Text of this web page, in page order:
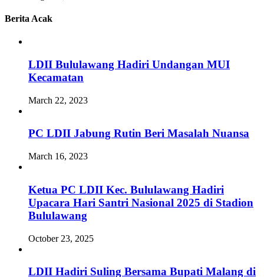
Berita Acak
LDII Bululawang Hadiri Undangan MUI
Kecamatan
March 22, 2023
PC LDII Jabung Rutin Beri Masalah Nuansa
March 16, 2023
Ketua PC LDII Kec. Bululawang Hadiri
Upacara Hari Santri Nasional 2025 di Stadion
Bululawang
October 23, 2025
LDII Hadiri Suling Bersama Bupati Malang di